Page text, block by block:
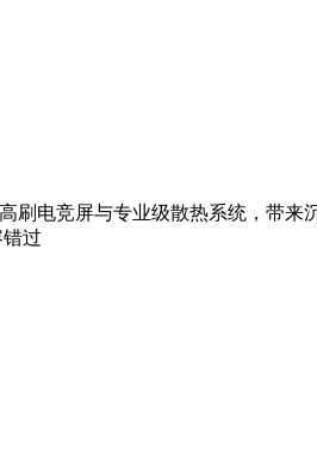
刷电竞屏与专业级散热系统，带来
过